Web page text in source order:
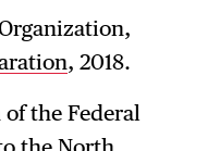
, 2018.
the Federal